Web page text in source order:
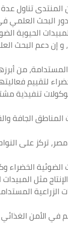
المنتدى
البحث العلمي
و إن دعم
من
المناطق الجافة
على
الضوئية
مثل المبيدات
الأمن الغذائي